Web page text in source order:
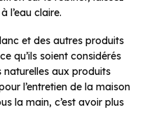
l’eau claire.
et des autres produits
qu’ils soient considérés
naturelles aux produits
l’entretien de la maison
la main, c’est avoir plus